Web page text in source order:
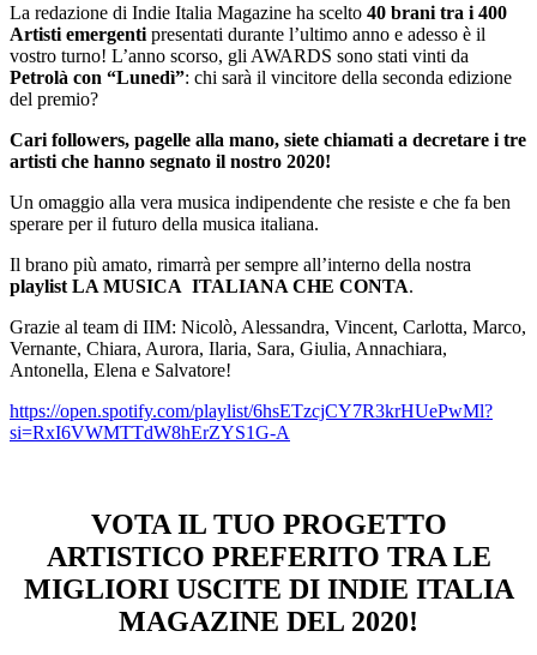
La redazione di Indie Italia Magazine ha scelto 40 brani tra i 400
Artisti emergenti presentati durante l’ultimo anno e adesso è il
vostro turno! L’anno scorso, gli AWARDS sono stati vinti da
Petrolà con “Lunedì”: chi sarà il vincitore della seconda edizione
del premio?
Cari followers, pagelle alla mano, siete chiamati a decretare i tre
artisti che hanno segnato il nostro 2020!
Un omaggio alla vera musica indipendente che resiste e che fa ben
sperare per il futuro della musica italiana.
Il brano più amato, rimarrà per sempre all’interno della nostra
playlist LA MUSICA ITALIANA CHE CONTA.
Grazie al team di IIM: Nicolò, Alessandra, Vincent, Carlotta, Marco,
Vernante, Chiara, Aurora, Ilaria, Sara, Giulia, Annachiara,
Antonella, Elena e Salvatore!
https://open.spotify.com/playlist/6hsETzcjCY7R3krHUePwMl?
si=RxI6VWMTTdW8hErZYS1G-A
VOTA IL TUO PROGETTO
ARTISTICO PREFERITO TRA LE
MIGLIORI USCITE DI INDIE ITALIA
MAGAZINE DEL 2020!